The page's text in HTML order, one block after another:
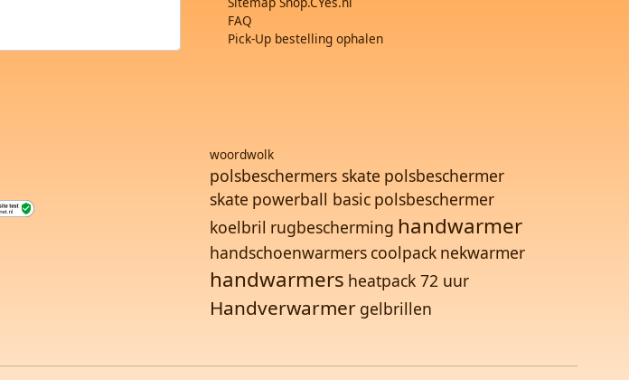
FAQ
Pick-Up bestelling ophalen
woordwolk
polsbeschermers skate polsbeschermer
skate powerball basic polsbeschermer
koelbril rugbescherming handwarmer
handschoenwarmers coolpack nekwarmer
handwarmers heatpack 72 uur
Handverwarmer gelbrillen